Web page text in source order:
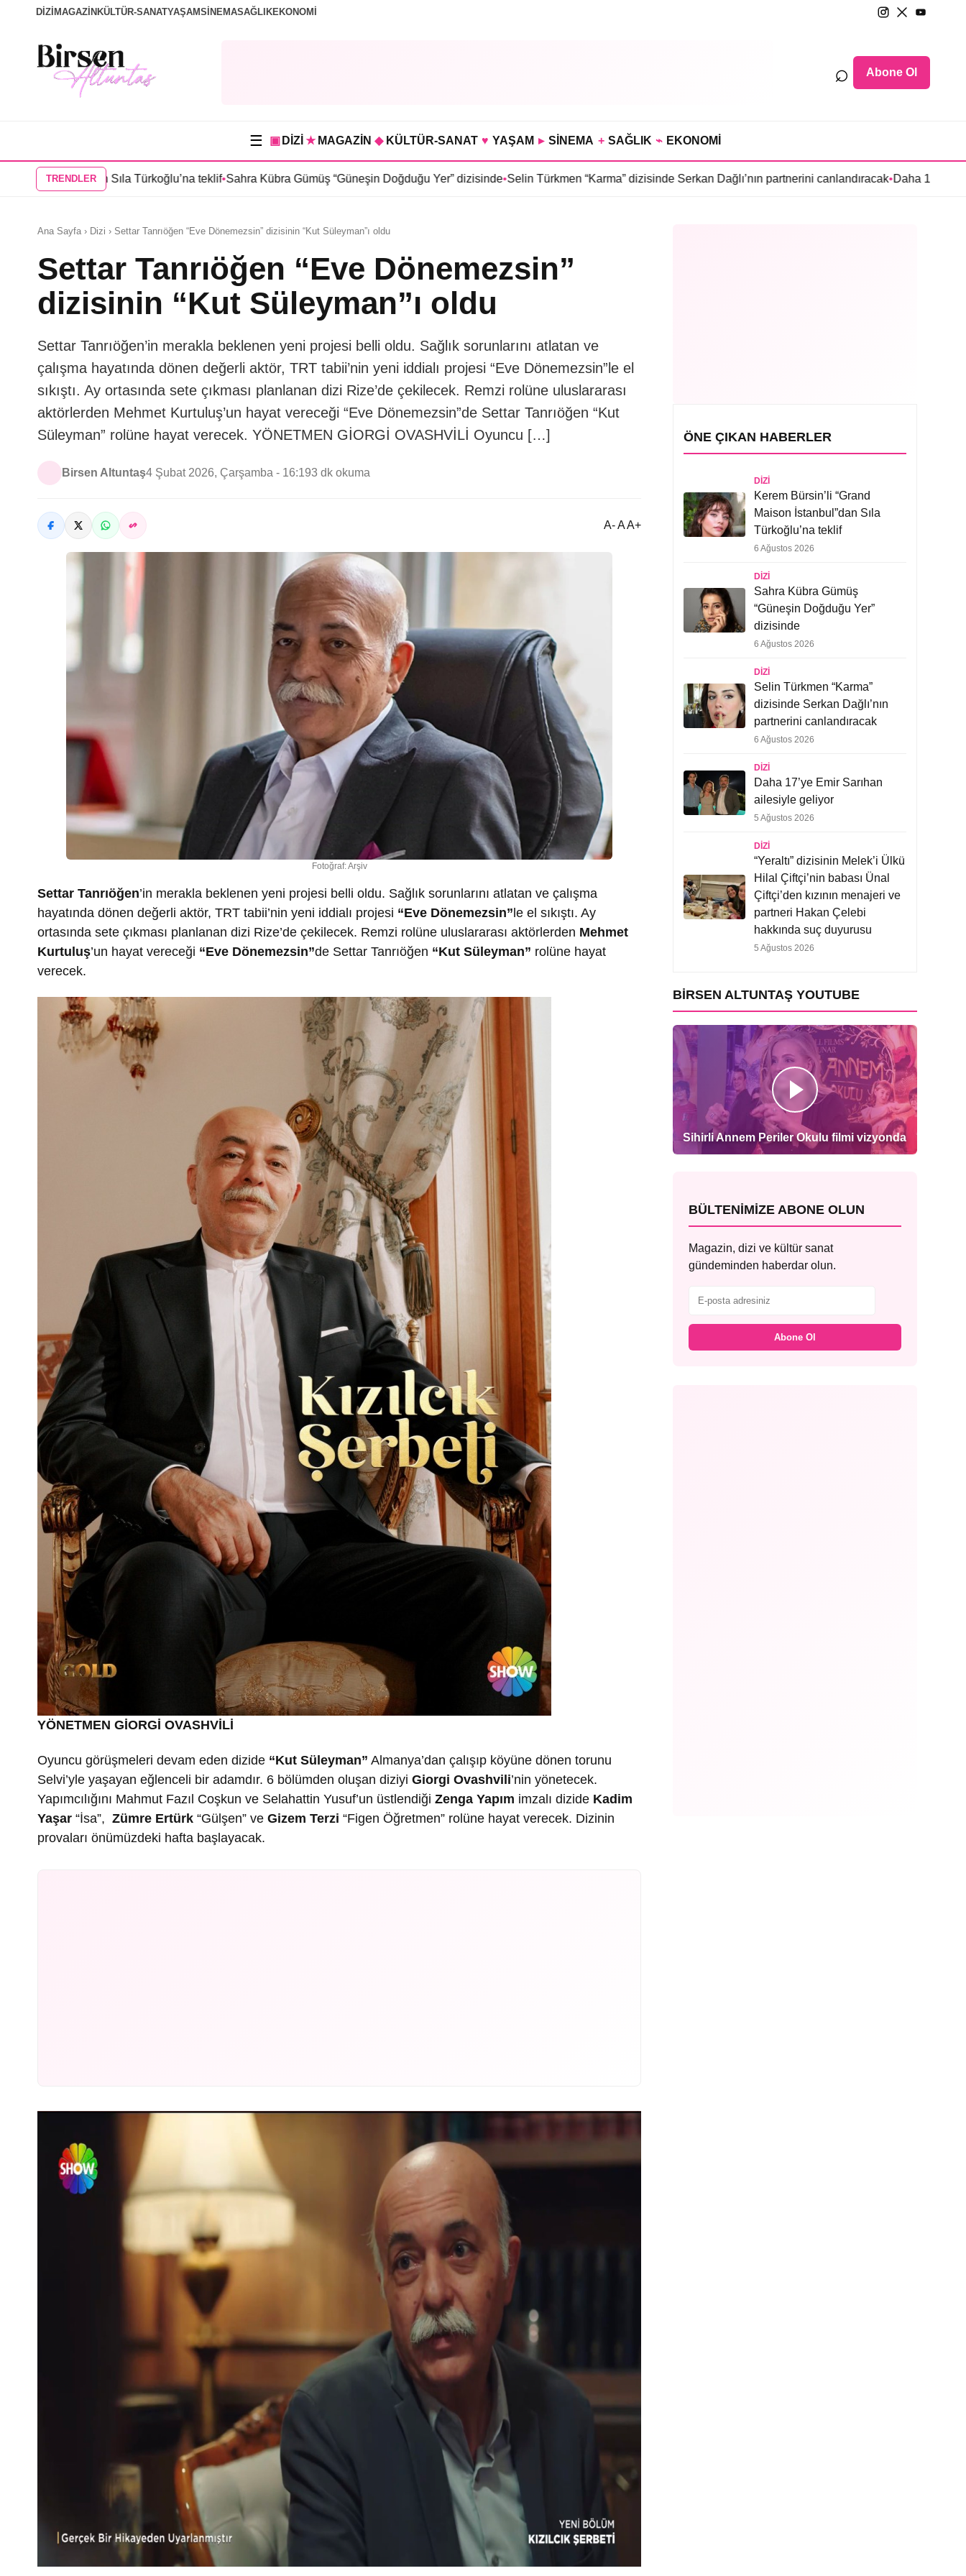
DİZİ MAGAZİN KÜLTÜR-SANATYAŞAMSİNEMASAĞLIKEKONOMİ
⌕ Abone Ol
☰ ▣ DİZİ ★ MAGAZİN ◆ KÜLTÜR-SANAT ♥ YAŞAM ▸ SİNEMA + SAĞLIK ⌁ EKONOMİ
TRENDLER
Sıla Türkoğlu’na teklif•Sahra Kübra Gümüş “Güneşin Doğduğu Yer” dizisinde•Selin Türkmen “Karma” dizisinde Serkan Dağlı’nın partnerini canlandıracak•Daha 17’ye Emir
Ana Sayfa › Dizi › Settar Tanrıöğen “Eve Dönemezsin” dizisinin “Kut Süleyman”ı oldu
Settar Tanrıöğen “Eve Dönemezsin”
dizisinin “Kut Süleyman”ı oldu
Settar Tanrıöğen’in merakla beklenen yeni projesi belli oldu. Sağlık sorunlarını atlatan ve
çalışma hayatında dönen değerli aktör, TRT tabii’nin yeni iddialı projesi “Eve Dönemezsin”le el
sıkıştı. Ay ortasında sete çıkması planlanan dizi Rize’de çekilecek. Remzi rolüne uluslararası
aktörlerden Mehmet Kurtuluş’un hayat vereceği “Eve Dönemezsin”de Settar Tanrıöğen “Kut
Süleyman” rolüne hayat verecek. YÖNETMEN GİORGİ OVASHVİLİ Oyuncu […]
Birsen Altuntaş4 Şubat 2026, Çarşamba - 16:193 dk okuma
A- A A+
Fotoğraf: Arşiv
Settar Tanrıöğen’in merakla beklenen yeni projesi belli oldu. Sağlık sorunlarını atlatan ve çalışma
hayatında dönen değerli aktör, TRT tabii’nin yeni iddialı projesi “Eve Dönemezsin”le el sıkıştı. Ay
ortasında sete çıkması planlanan dizi Rize’de çekilecek. Remzi rolüne uluslararası aktörlerden Mehmet
Kurtuluş’un hayat vereceği “Eve Dönemezsin”de Settar Tanrıöğen “Kut Süleyman” rolüne hayat
verecek.
YÖNETMEN GİORGİ OVASHVİLİ
Oyuncu görüşmeleri devam eden dizide “Kut Süleyman” Almanya’dan çalışıp köyüne dönen torunu
Selvi’yle yaşayan eğlenceli bir adamdır. 6 bölümden oluşan diziyi Giorgi Ovashvili’nin yönetecek.
Yapımcılığını Mahmut Fazıl Coşkun ve Selahattin Yusuf’un üstlendiği Zenga Yapım imzalı dizide Kadim
Yaşar “İsa”, Zümre Ertürk “Gülşen” ve Gizem Terzi “Figen Öğretmen” rolüne hayat verecek. Dizinin
provaları önümüzdeki hafta başlayacak.
ÖNE ÇIKAN HABERLER
DIZI
Kerem Bürsin’li “Grand
Maison İstanbul”dan Sıla
Türkoğlu’na teklif
6 Ağustos 2026
DIZI
Sahra Kübra Gümüş
“Güneşin Doğduğu Yer”
dizisinde
6 Ağustos 2026
DIZI
Selin Türkmen “Karma”
dizisinde Serkan Dağlı’nın
partnerini canlandıracak
6 Ağustos 2026
DIZI
Daha 17’ye Emir Sarıhan
ailesiyle geliyor
5 Ağustos 2026
DIZI
“Yeraltı” dizisinin Melek’i Ülkü
Hilal Çiftçi’nin babası Ünal
Çiftçi’den kızının menajeri ve
partneri Hakan Çelebi
hakkında suç duyurusu
5 Ağustos 2026
BIRSEN ALTUNTAŞ YOUTUBE
Sihirli Annem Periler Okulu filmi vizyonda
BÜLTENIMIZE ABONE OLUN
Magazin, dizi ve kültür sanat
gündeminden haberdar olun.
Abone Ol